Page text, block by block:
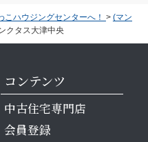
ハウジングセンターへ！ > (マン
クタス大津中央
コンテンツ
中古住宅専門店
会員登録